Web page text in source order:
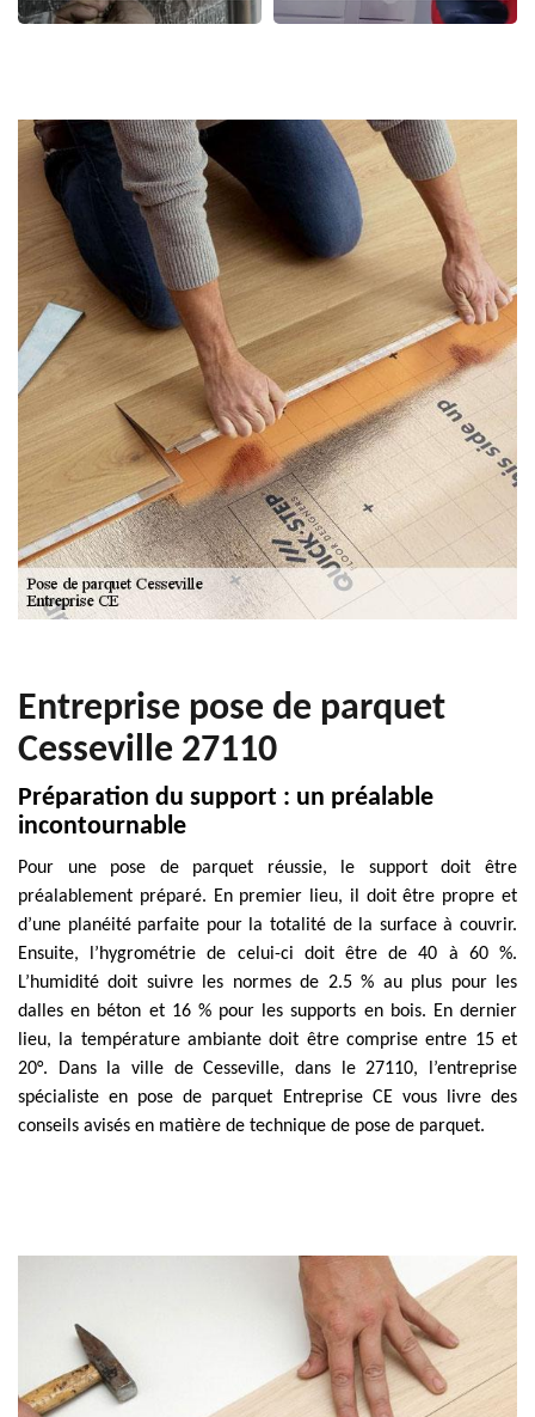
Entreprise pose de parquet
Cesseville 27110
Préparation du support : un préalable
incontournable
Pour une pose de parquet réussie, le support doit être
préalablement préparé. En premier lieu, il doit être propre et
d’une planéité parfaite pour la totalité de la surface à couvrir.
Ensuite, l’hygrométrie de celui-ci doit être de 40 à 60 %.
L’humidité doit suivre les normes de 2.5 % au plus pour les
dalles en béton et 16 % pour les supports en bois. En dernier
lieu, la température ambiante doit être comprise entre 15 et
20°. Dans la ville de Cesseville, dans le 27110, l’entreprise
spécialiste en pose de parquet Entreprise CE vous livre des
conseils avisés en matière de technique de pose de parquet.